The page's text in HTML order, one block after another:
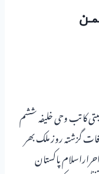
کاتب وحی خلیفہ ششم
گزشتہ روز ملک بھر
پاکستان